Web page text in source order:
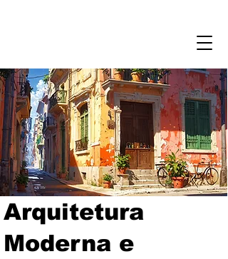
Arquitetura
Moderna e